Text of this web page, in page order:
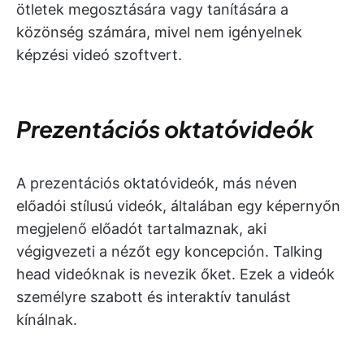
ötletek megosztására vagy tanítására a
közönség számára, mivel nem igényelnek
képzési videó szoftvert.
Prezentációs oktatóvideók
A prezentációs oktatóvideók, más néven
előadói stílusú videók, általában egy képernyőn
megjelenő előadót tartalmaznak, aki
végigvezeti a nézőt egy koncepción. Talking
head videóknak is nevezik őket. Ezek a videók
személyre szabott és interaktív tanulást
kínálnak.